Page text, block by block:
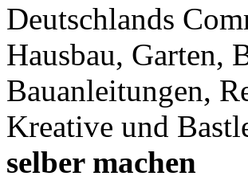
Deutschlands
Hausbau, Garten,
Bauanleitungen,
Kreative und
selber machen